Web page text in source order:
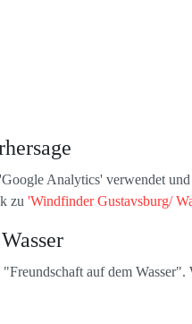
Analytics' verwendet
zu 'Windfinder Gustavsburg/
auf dem Wasser".